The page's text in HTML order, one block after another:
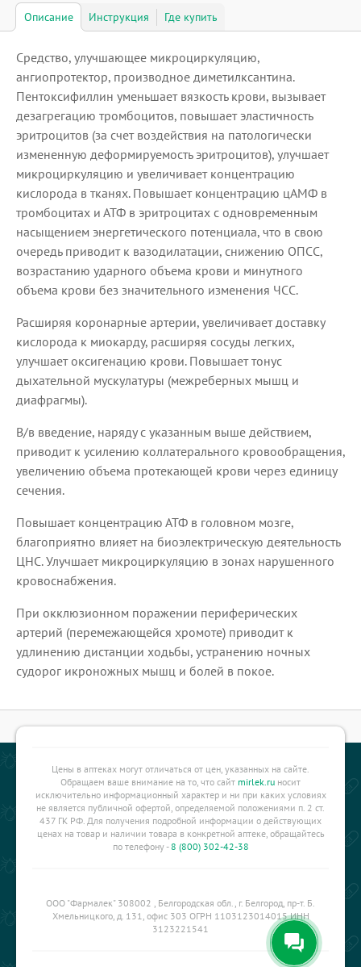
Описание Инструкция Где купить
Средство, улучшающее микроциркуляцию,
ангиопротектор, производное диметилксантина.
Пентоксифиллин уменьшает вязкость крови, вызывает
дезагрегацию тромбоцитов, повышает эластичность
эритроцитов (за счет воздействия на патологически
измененную деформируемость эритроцитов), улучшает
микроциркуляцию и увеличивает концентрацию
кислорода в тканях. Повышает концентрацию цАМФ в
тромбоцитах и АТФ в эритроцитах с одновременным
насыщением энергетического потенциала, что в свою
очередь приводит к вазодилатации, снижению ОПСС,
возрастанию ударного объема крови и минутного
объема крови без значительного изменения ЧСС.
Расширяя коронарные артерии, увеличивает доставку
кислорода к миокарду, расширяя сосуды легких,
улучшает оксигенацию крови. Повышает тонус
дыхательной мускулатуры (межреберных мышц и
диафрагмы).
В/в введение, наряду с указанным выше действием,
приводит к усилению коллатерального кровообращения,
увеличению объема протекающей крови через единицу
сечения.
Повышает концентрацию АТФ в головном мозге,
благоприятно влияет на биоэлектрическую деятельность
ЦНС. Улучшает микроциркуляцию в зонах нарушенного
кровоснабжения.
При окклюзионном поражении периферических
артерий (перемежающейся хромоте) приводит к
удлинению дистанции ходьбы, устранению ночных
судорог икроножных мышц и болей в покое.
Цены в аптеках могут отличаться от цен, указанных на сайте.
Обращаем ваше внимание на то, что сайт mirlek.ru носит
исключительно информационный характер и ни при каких условиях
не является публичной офертой, определяемой положениями п. 2 ст.
437 ГК РФ. Для получения подробной информации о действующих
ценах на товар и наличии товара в конкретной аптеке, обращайтесь
по телефону -8 (800) 302-42-38
ООО "Фармалек" 308002 , Белгородская обл., г. Белгород, пр-т. Б.
Хмельницкого, д. 131, офис 303 ОГРН 1103123014015 ИНН
3123221541